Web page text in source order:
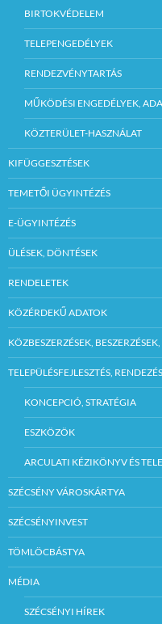
BIRTOKVÉDELEM
TELEPENGEDÉLYEK
RENDEZVÉNYTARTÁS
MŰKÖDÉSI ENGEDÉLYEK,
KÖZTERÜLET-HASZNÁLAT
KIFÜGGESZTÉSEK
TEMETŐI ÜGYINTÉZÉS
E-ÜGYINTÉZÉS
ÜLÉSEK, DÖNTÉSEK
RENDELETEK
KÖZÉRDEKŰ ADATOK
KÖZBESZERZÉSEK,
TELEPÜLÉSFEJLESZTÉS, RENDEZÉS
KONCEPCIÓ, STRATÉGIA
ESZKÖZÖK
ARCULATI KÉZIKÖNYV ÉS
SZÉCSÉNY VÁROSKÁRTYA
SZÉCSÉNYINVEST
TÖMLÖCBÁSTYA
MÉDIA
SZÉCSÉNYI HÍREK